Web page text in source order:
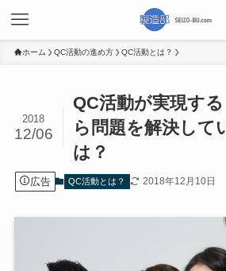
ホーム QC活動の進め方 QC活動とは？
QC活動が実現す
ら問題を解決して
は？
2018
12/06
広告 QC活動とは？ 2018年12月10日